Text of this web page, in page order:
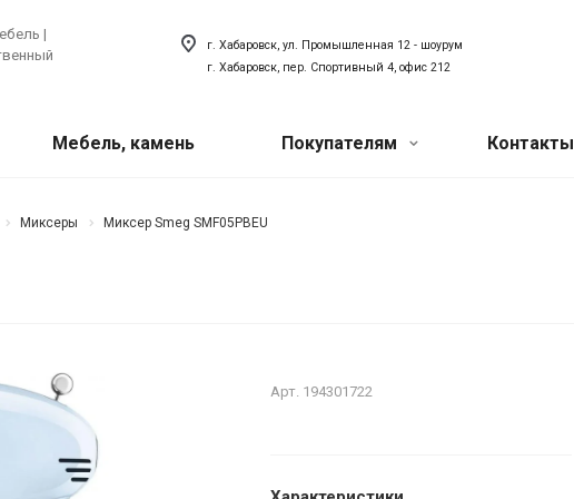
|
г. Хабаровск, ул. Промышленная 12 - шоурум
г. Хабаровск, пер. Спортивный 4, офис 212
для кухни
искусственный
Мебель, камень Покупателям
Наши сотрудники
Контакты
Миксеры Миксер Smeg SMF05PBEU
Арт. 194301722